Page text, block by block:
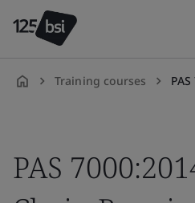
Training courses PAS
PAS